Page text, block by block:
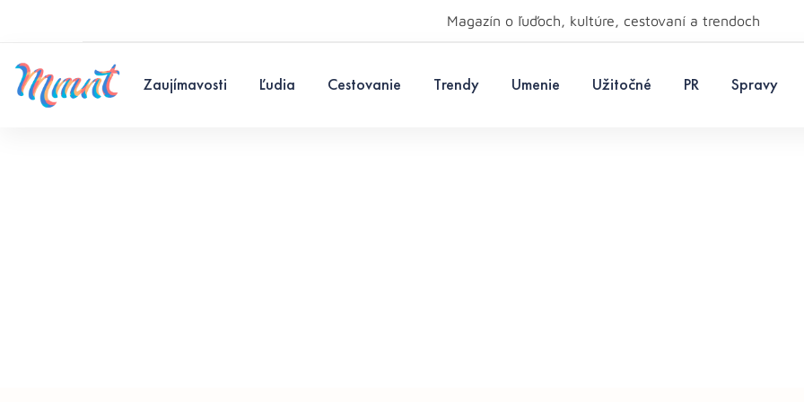
Magazín o ľuďoch, kultúre, cestovaní a trendoch
Zaujímavosti Ľudia Cestovanie Trendy Umenie Užitočné PR Spravy